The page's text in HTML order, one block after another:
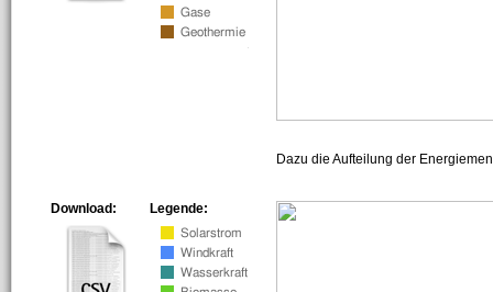
Dazu die Aufteilung der
Legende:
Download: